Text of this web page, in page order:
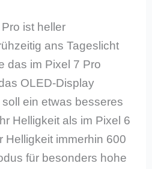
ist heller
ans Tageslicht
das im Pixel 7 Pro
OLED-Display
ein etwas besseres
Helligkeit als im Pixel 6
Helligkeit immerhin 600
für besonders hohe